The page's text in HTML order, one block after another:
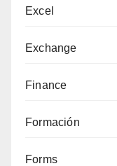
Excel
Exchange
Finance
Formación
Forms